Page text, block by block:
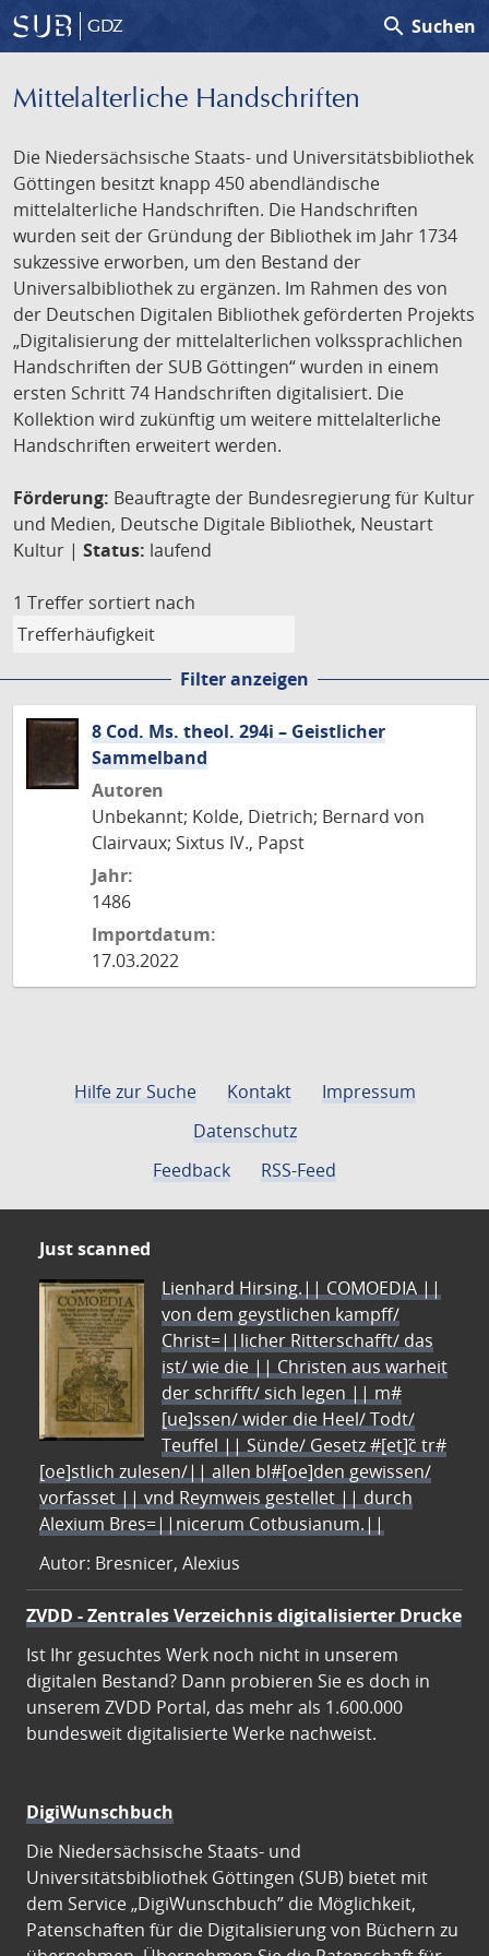
GDZ search Suchen
Mittelalterliche Handschriften
Die Niedersächsische Staats- und Universitätsbibliothek
Göttingen besitzt knapp 450 abendländische
mittelalterliche Handschriften. Die Handschriften
wurden seit der Gründung der Bibliothek im Jahr 1734
sukzessive erworben, um den Bestand der
Universalbibliothek zu ergänzen. Im Rahmen des von
der Deutschen Digitalen Bibliothek geförderten Projekts
„Digitalisierung der mittelalterlichen volkssprachlichen
Handschriften der SUB Göttingen“ wurden in einem
ersten Schritt 74 Handschriften digitalisiert. Die
Kollektion wird zukünftig um weitere mittelalterliche
Handschriften erweitert werden.
Förderung: Beauftragte der Bundesregierung für Kultur
und Medien, Deutsche Digitale Bibliothek, Neustart
Kultur | Status: laufend
1 Treffer sortiert nach
Filter anzeigen
8 Cod. Ms. theol. 294i – Geistlicher
Sammelband
Autoren
Unbekannt; Kolde, Dietrich; Bernard von
Clairvaux; Sixtus IV., Papst
Jahr:
1486
Importdatum:
17.03.2022
Hilfe zur Suche Kontakt
Impressum
Datenschutz
Feedback
RSS-Feed
Just scanned
Lienhard Hirsing.|| COMOEDIA ||
von dem geystlichen kampff/
Christ=||licher Ritterschafft/ das
ist/ wie die || Christen aus warheit
der schrifft/ sich legen || m#
[ue]ssen/ wider die Heel/ Todt/
Teuffel || Sünde/ Gesetz #[et]c̃ tr#
[oe]stlich zulesen/|| allen bl#[oe]den gewissen/
vorfasset || vnd Reymweis gestellet || durch
Alexium Bres=||nicerum Cotbusianum.||
Autor: Bresnicer, Alexius
ZVDD - Zentrales Verzeichnis digitalisierter Drucke
Ist Ihr gesuchtes Werk noch nicht in unserem
digitalen Bestand? Dann probieren Sie es doch in
unserem ZVDD Portal, das mehr als 1.600.000
bundesweit digitalisierte Werke nachweist.
DigiWunschbuch
Die Niedersächsische Staats- und
Universitätsbibliothek Göttingen (SUB) bietet mit
dem Service „DigiWunschbuch” die Möglichkeit,
Patenschaften für die Digitalisierung von Büchern zu